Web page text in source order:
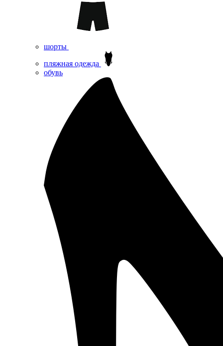
шорты
пляжная одежда
oбувь